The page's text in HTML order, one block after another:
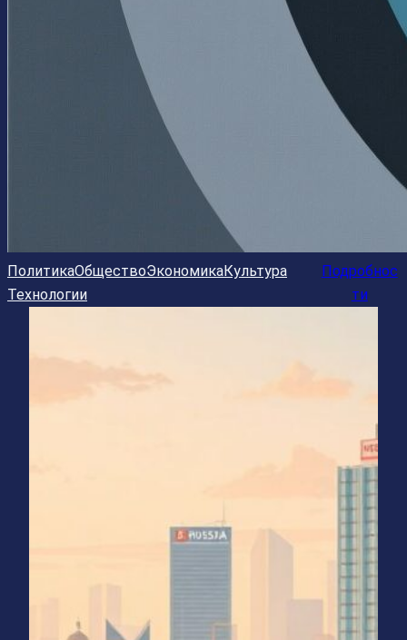
ПолитикаОбществоЭкономикаКультура
Технологии
Подробнос
ти